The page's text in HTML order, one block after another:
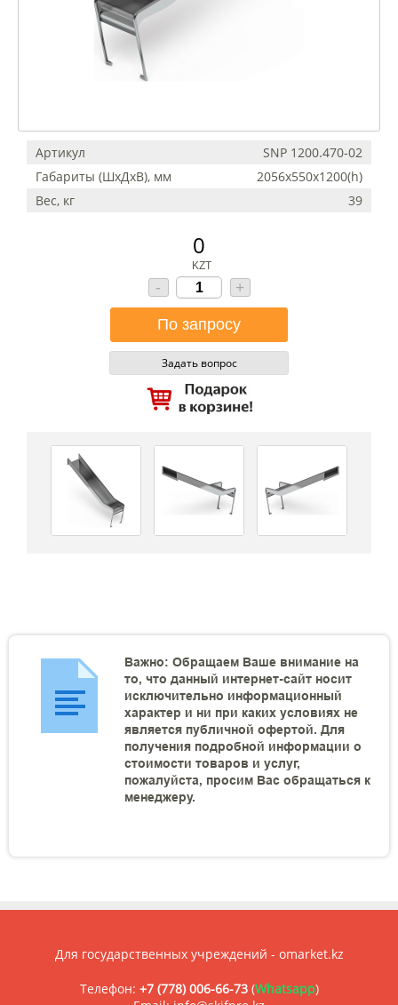
Артикул
SNP 1200.470-02
Габариты (ШхДхВ), мм
2056х550х1200(h)
Вес, кг
39
0
KZT
- +
Задать вопрос
Важно: Обращаем Ваше внимание на
то, что данный интернет-сайт носит
исключительно информационный
характер и ни при каких условиях не
является публичной офертой. Для
получения подробной информации о
стоимости товаров и услуг,
пожалуйста, просим Вас обращаться к
менеджеру.
Для государственных учреждений - omarket.kz
Телефон: +7 (778) 006-66-73(Whatsapp)